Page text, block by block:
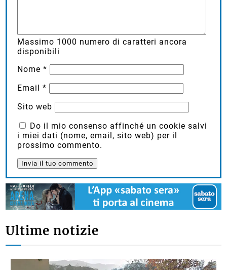
Massimo 1000 numero di caratteri ancora
disponibili
Nome*
Email*
Sito web
Do il mio consenso affinché un cookie salvi
i miei dati (nome, email, sito web) per il
prossimo commento.
Ultime notizie